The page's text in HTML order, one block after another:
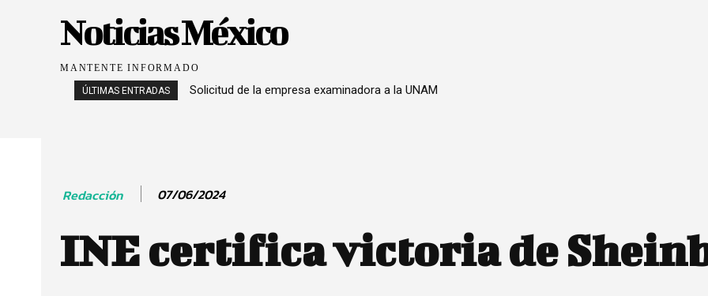
Noticias México
MANTENTE INFORMADO
ÚLTIMAS ENTRADAS Solicitud de la empresa examinadora a la UNAM
Redacción 07/06/2024
INE certifica victoria de